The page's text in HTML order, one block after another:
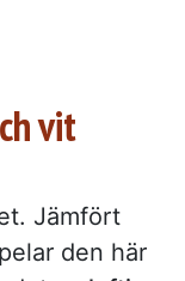
vit
Jämfört
den här